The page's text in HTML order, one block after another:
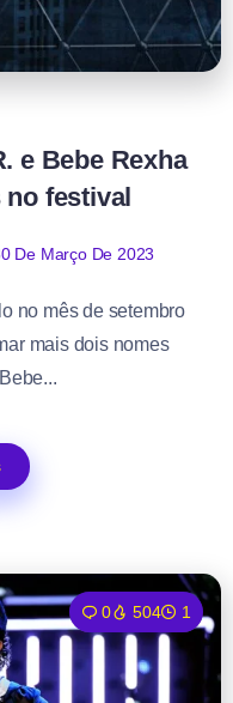
e Bebe Rexha
festival
De Março De 2023
no mês de setembro
mais dois nomes
0 504 1